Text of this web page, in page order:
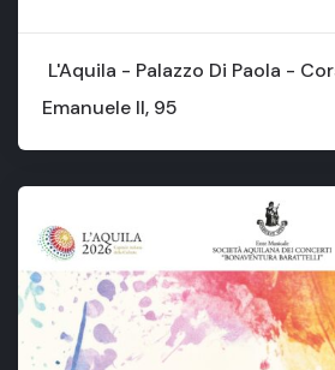
L'Aquila - Palazzo Di Paola -
Emanuele II, 95